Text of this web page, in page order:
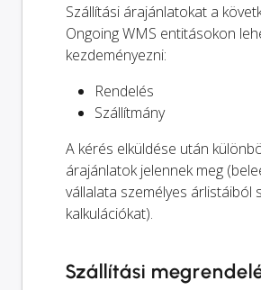
Szállítási árajánlatokat a
Ongoing WMS entitásokon
kezdeményezni:
Rendelés
Szállítmány
A kérés elküldése után
árajánlatok jelennek meg
vállalata személyes árlistáiból
kalkulációkat).
Szállítási